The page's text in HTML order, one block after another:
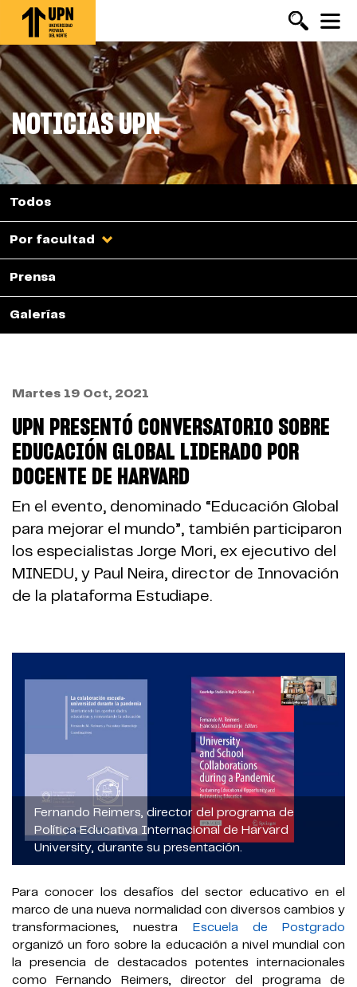
Pasar
contenido
principal
NOTICIAS UPN
Todos
Por facultad
Prensa
Galerías
Martes 19 Oct, 2021
UPN PRESENTÓ CONVERSATORIO SOBRE
EDUCACIÓN GLOBAL LIDERADO POR
DOCENTE DE HARVARD
En el evento, denominado “Educación Global
para mejorar el mundo”, también participaron
los especialistas Jorge Mori, ex ejecutivo del
MINEDU, y Paul Neira, director de Innovación
de la plataforma Estudiape.
Fernando Reimers, director del programa de
Política Educativa Internacional de Harvard
University, durante su presentación.
Para conocer los desafíos del sector educativo en el
marco de una nueva normalidad con diversos cambios y
transformaciones, nuestra
Escuela de Postgrado
organizó un foro sobre la educación a nivel mundial con
la presencia de destacados potentes internacionales
como Fernando Reimers, director del programa de